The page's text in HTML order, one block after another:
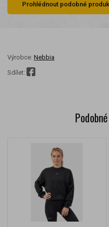
Prohlédnout podobné
Výrobce: Nebbia
Sdílet: